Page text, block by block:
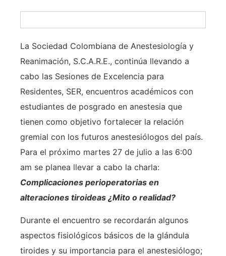
La Sociedad Colombiana de Anestesiología y
Reanimación, S.C.A.R.E., continúa llevando a
cabo las Sesiones de Excelencia para
Residentes, SER, encuentros académicos con
estudiantes de posgrado en anestesia que
tienen como objetivo fortalecer la relación
gremial con los futuros anestesiólogos del país.
Para el próximo martes 27 de julio a las 6:00
am se planea llevar a cabo la charla:
Complicaciones perioperatorias en
alteraciones tiroideas ¿Mito o realidad?
Durante el encuentro se recordarán algunos
aspectos fisiológicos básicos de la glándula
tiroides y su importancia para el anestesiólogo;